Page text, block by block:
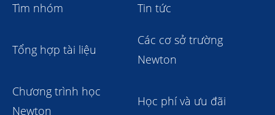
Tìm nhóm Tin tức
Tổng hợp tài liệu
Các cơ sở trường
Newton
Chương trình học
Newton
Học phí và ưu đãi